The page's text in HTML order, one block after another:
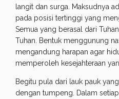
langit dan surga. Maksudnya
pada posisi tertinggi yang
Semua yang berasal dari
Tuhan. Bentuk menggunung
mengandung harapan agar
memperoleh kesejahteraan
Begitu pula dari lauk pauk
dengan tumpeng. Dalam